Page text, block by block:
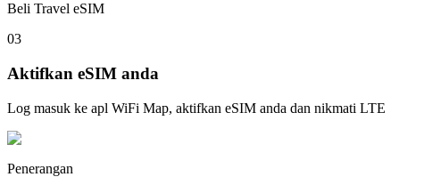
Beli Travel eSIM
03
Aktifkan eSIM anda
Log masuk ke apl WiFi Map, aktifkan eSIM anda dan nikmati LTE
Penerangan